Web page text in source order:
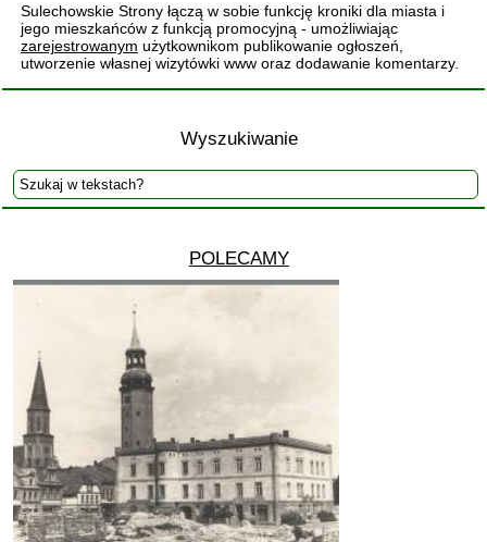
Sulechowskie Strony łączą w sobie funkcję kroniki dla miasta i
jego mieszkańców z funkcją promocyjną - umożliwiając
zarejestrowanym użytkownikom publikowanie ogłoszeń,
utworzenie własnej wizytówki www oraz dodawanie komentarzy.
Wyszukiwanie
POLECAMY